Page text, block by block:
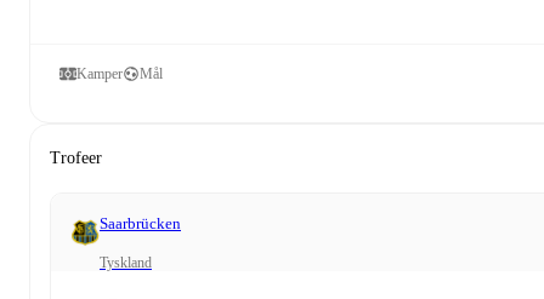
Kamper Mål
Trofeer
Saarbrücken
Tyskland